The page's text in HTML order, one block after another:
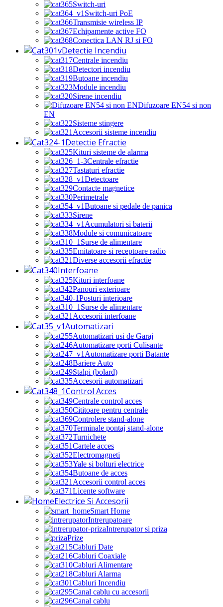
Switch-uri
Switch-uri PoE
Transmisie wireless IP
Echipamente active FO
Conectica LAN RJ si FO
Detectie Incendiu
Centrale incendiu
Detectori incendiu
Butoane incendiu
Module incendiu
Sirene incendiu
Difuzoare EN54 si non
EN
Sisteme stingere
Accesorii sisteme incendiu
Detectie Efractie
Kituri sisteme de alarma
Centrale efractie
Tastaturi efractie
Detectoare
Contacte magnetice
Perimetrale
Butoane si pedale de panica
Sirene
Acumulatori si baterii
Module si comunicatoare
Surse de alimentare
Emitatoare si receptoare radio
Diverse accesorii efractie
Interfoane
Kituri interfoane
Panouri exterioare
Posturi interioare
Surse de alimentare
Accesorii interfoane
Automatizari
Automatizari usi de Garaj
Automatizare porti Culisante
Automatizare porti Batante
Bariere Auto
Stalpi (bolard)
Accesorii automatizari
Control Acces
Centrale control acces
Cititoare pentru centrale
Controlere stand-alone
Terminale pontaj stand-alone
Turnichete
Cartele acces
Electromagneti
Yale si bolturi electrice
Butoane de acces
Accesorii control acces
Licente software
Electrice Si Accesorii
Smart Home
Intrerupatoare
Intrerupator si priza
Prize
Cabluri Date
Cabluri Coaxiale
Cabluri Alimentare
Cabluri Alarma
Cabluri Incendiu
Canal cablu cu accesorii
Canal cablu